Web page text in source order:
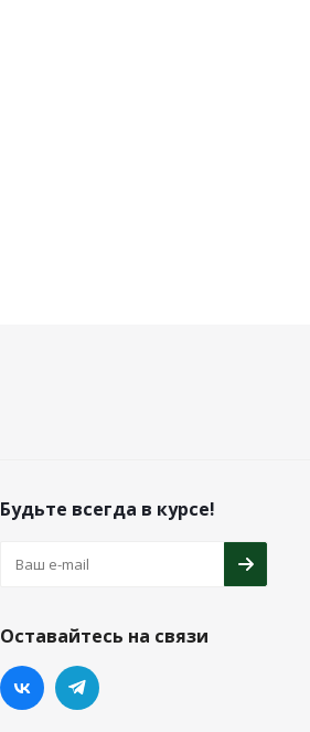
Будьте всегда в курсе!
Оставайтесь на связи